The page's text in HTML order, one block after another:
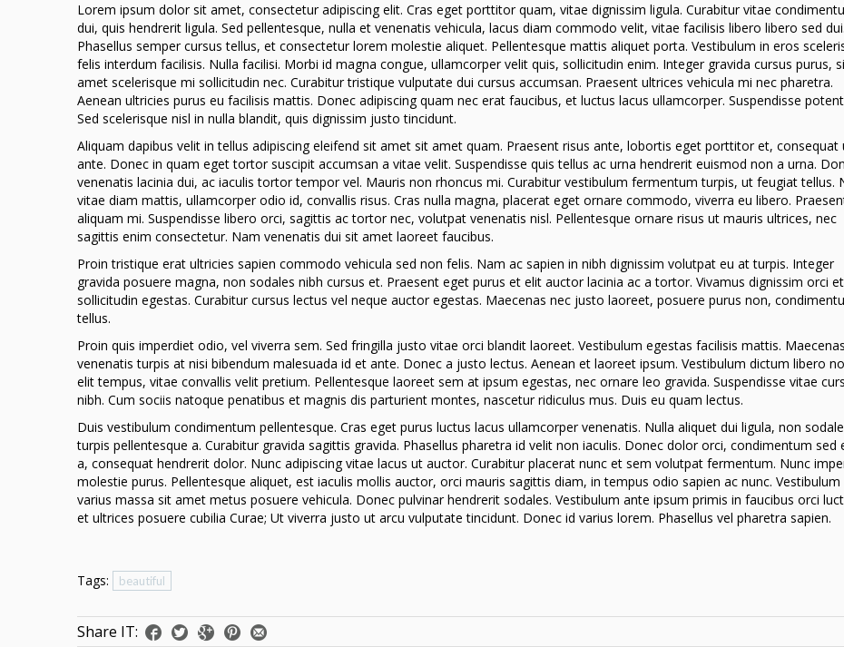
Lorem ipsum dolor sit amet, consectetur adipiscing elit. Cras eget porttitor quam, vitae dignissim ligula. Curabitur vitae
dui, quis hendrerit ligula. Sed pellentesque, nulla et venenatis vehicula, lacus diam commodo velit, vitae facilisis libero libero sed dui.
Phasellus semper cursus tellus, et consectetur lorem molestie aliquet. Pellentesque mattis aliquet porta. Vestibulum in eros
felis interdum facilisis. Nulla facilisi. Morbi id magna congue, ullamcorper velit quis, sollicitudin enim. Integer gravida cursus purus,
amet scelerisque mi sollicitudin nec. Curabitur tristique vulputate dui cursus accumsan. Praesent ultrices vehicula mi nec pharetra.
Aenean ultricies purus eu facilisis mattis. Donec adipiscing quam nec erat faucibus, et luctus lacus ullamcorper. Suspendisse
Sed scelerisque nisl in nulla blandit, quis dignissim justo tincidunt.
Aliquam dapibus velit in tellus adipiscing eleifend sit amet sit amet quam. Praesent risus ante, lobortis eget porttitor et, consequat
ante. Donec in quam eget tortor suscipit accumsan a vitae velit. Suspendisse quis tellus ac urna hendrerit euismod non a urna.
venenatis lacinia dui, ac iaculis tortor tempor vel. Mauris non rhoncus mi. Curabitur vestibulum fermentum turpis, ut feugiat tellus.
vitae diam mattis, ullamcorper odio id, convallis risus. Cras nulla magna, placerat eget ornare commodo, viverra eu libero.
aliquam mi. Suspendisse libero orci, sagittis ac tortor nec, volutpat venenatis nisl. Pellentesque ornare risus ut mauris ultrices, nec
sagittis enim consectetur. Nam venenatis dui sit amet laoreet faucibus.
Proin tristique erat ultricies sapien commodo vehicula sed non felis. Nam ac sapien in nibh dignissim volutpat eu at turpis. Integer
gravida posuere magna, non sodales nibh cursus et. Praesent eget purus et elit auctor lacinia ac a tortor. Vivamus dignissim orci et
sollicitudin egestas. Curabitur cursus lectus vel neque auctor egestas. Maecenas nec justo laoreet, posuere purus non,
tellus.
Proin quis imperdiet odio, vel viverra sem. Sed fringilla justo vitae orci blandit laoreet. Vestibulum egestas facilisis mattis. Maecenas
venenatis turpis at nisi bibendum malesuada id et ante. Donec a justo lectus. Aenean et laoreet ipsum. Vestibulum dictum libero
elit tempus, vitae convallis velit pretium. Pellentesque laoreet sem at ipsum egestas, nec ornare leo gravida. Suspendisse vitae
nibh. Cum sociis natoque penatibus et magnis dis parturient montes, nascetur ridiculus mus. Duis eu quam lectus.
Duis vestibulum condimentum pellentesque. Cras eget purus luctus lacus ullamcorper venenatis. Nulla aliquet dui ligula, non
turpis pellentesque a. Curabitur gravida sagittis gravida. Phasellus pharetra id velit non iaculis. Donec dolor orci, condimentum sed
a, consequat hendrerit dolor. Nunc adipiscing vitae lacus ut auctor. Curabitur placerat nunc et sem volutpat fermentum. Nunc
molestie purus. Pellentesque aliquet, est iaculis mollis auctor, orci mauris sagittis diam, in tempus odio sapien ac nunc. Vestibulum
varius massa sit amet metus posuere vehicula. Donec pulvinar hendrerit sodales. Vestibulum ante ipsum primis in faucibus orci
et ultrices posuere cubilia Curae; Ut viverra justo ut arcu vulputate tincidunt. Donec id varius lorem. Phasellus vel pharetra sapien.
Tags: beautiful
Share IT: